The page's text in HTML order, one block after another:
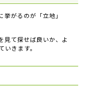
がるのが「立地」
見て探せば良いか、よ
きます。